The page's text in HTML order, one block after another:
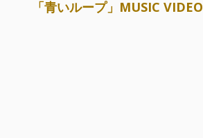
「青いループ」MUSIC VIDEO